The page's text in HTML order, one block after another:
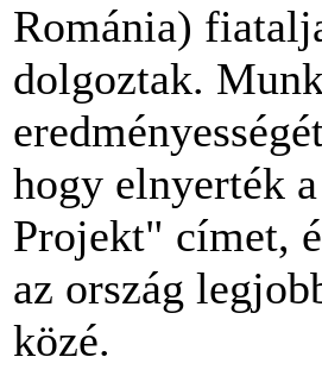
Románia)
dolgoztak.
hogy elnyerték
Projekt" címet,
az ország
közé.